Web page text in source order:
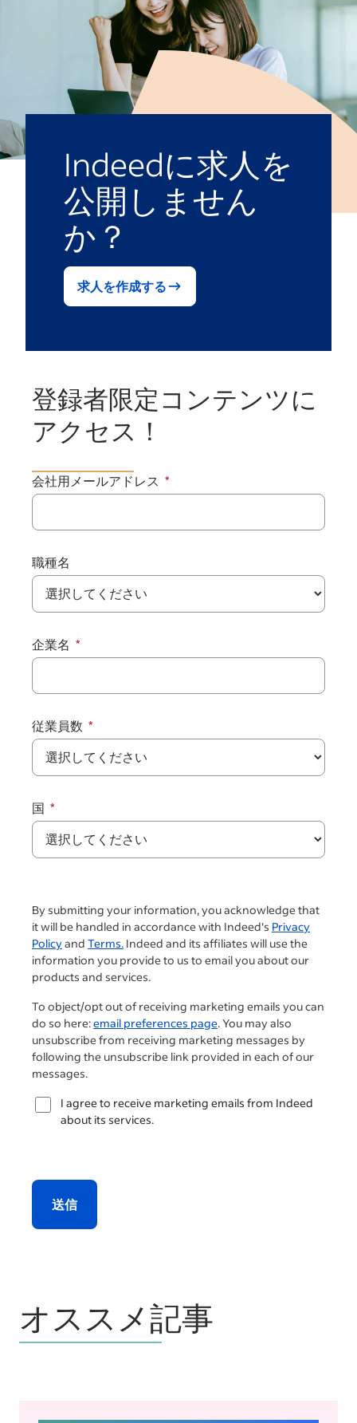
Indeedに求人を
公開しません
か？
求人を作成する
登録者限定コンテンツに
アクセス！
会社用メールアドレス
職種名
企業名
従業員数
国
By submitting your information, you acknowledge that
it will be handled in accordance with Indeed's Privacy
Policyand Terms. Indeed and its affiliates will use the
information you provide to us to email you about our
products and services.
To object/opt out of receiving marketing emails you can
do so here:email preferences page. You may also
unsubscribe from receiving marketing messages by
following the unsubscribe link provided in each of our
messages.
I agree to receive marketing emails from Indeed
about its services.
送信
オススメ記事